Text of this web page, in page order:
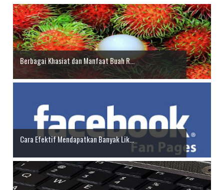
Berbagai Khasiat dan Manfaat Buah R...
Cara Efektif Mendapatkan Banyak Lik...